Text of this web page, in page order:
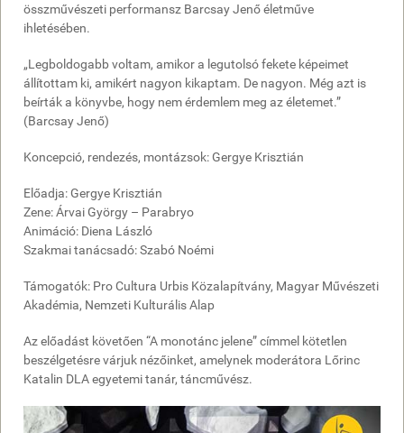
összművészeti performansz Barcsay Jenő életműve
ihletésében.
„Legboldogabb voltam, amikor a legutolsó fekete képeimet
állítottam ki, amikért nagyon kikaptam. De nagyon. Még azt is
beírták a könyvbe, hogy nem érdemlem meg az életemet.”
(Barcsay Jenő)
Koncepció, rendezés, montázsok: Gergye Krisztián
Előadja: Gergye Krisztián
Zene: Árvai György – Parabryo
Animáció: Diena László
Szakmai tanácsadó: Szabó Noémi
Támogatók: Pro Cultura Urbis Közalapítvány, Magyar Művészeti
Akadémia, Nemzeti Kulturális Alap
Az előadást követően “A monotánc jelene” címmel kötetlen
beszélgetésre várjuk nézőinket, amelynek moderátora Lőrinc
Katalin DLA egyetemi tanár, táncművész.